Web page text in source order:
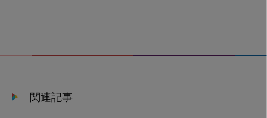
関連記事